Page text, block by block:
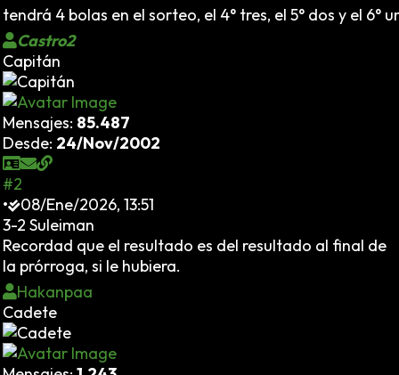
tendrá 4 bolas en el sorteo, el 4° tres, el 5° dos y el 6°
Castro2
Capitán
Mensajes: 85.487
Desde: 24/Nov/2002
#2
•
08/Ene/2026, 13:51
3-2 Suleiman
Recordad que el resultado es del resultado al final de
la prórroga, si le hubiera.
Hakanpaa
Cadete